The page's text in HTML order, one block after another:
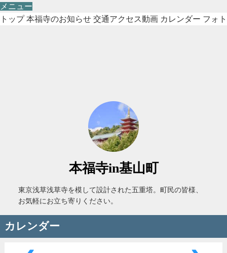
メニュー
トップ 本福寺のお知らせ 交通アクセス動画 カレンダー フォト
本福寺in基山町
東京浅草浅草寺を模して設計された五重塔。町民の皆様、
お気軽にお立ち寄りください。
カレンダー